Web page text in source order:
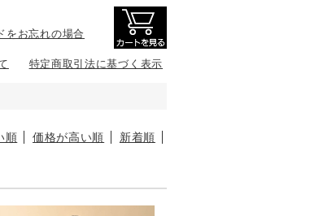
をお忘れの場合
特定商取引法に基づく表示
順 価格が高い順 新着順